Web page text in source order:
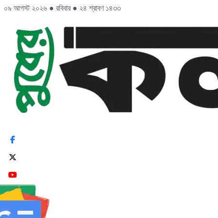
০৯ আগস্ট ২০২৬ ● রবিবার ● ২৪ শ্রাবণ ১৪৩৩